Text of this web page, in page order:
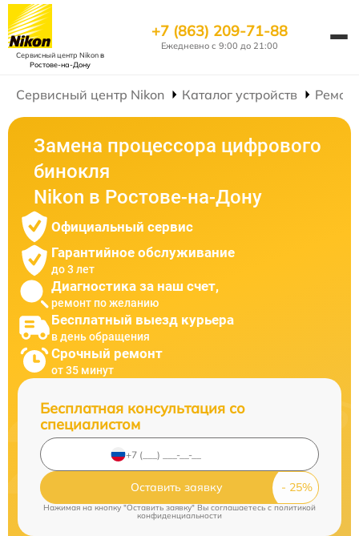
Сервисный центр Nikonв
Ростове-на-Дону
+7 (863) 209-71-88
Ежедневно с 9:00 до 21:00
Сервисный центр Nikon Каталог устройств
Замена процессора цифрового
бинокля
Nikon в Ростове-на-Дону
Официальный сервис
Гарантийное обслуживание
до 3 лет
Диагностика за наш счет,
ремонт по желанию
Бесплатный выезд курьера
в день обращения
Срочный ремонт
от 35 минут
Бесплатная консультация со
специалистом
Оставить заявку
Нажимая на кнопку "Оставить заявку" Вы соглашаетесь cполитикой
конфиденциальности